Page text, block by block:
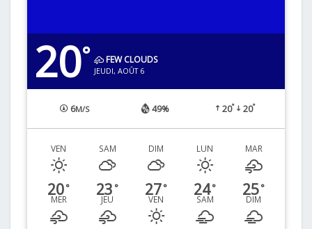
20° FEW CLOUDS
JEUDI, AOÛT 6
6M/S 49% 20° 20°
VEN
20°
SAM
23 °
DIM
27°
LUN
24°
MAR
25°
MER JEU VEN SAM DIM